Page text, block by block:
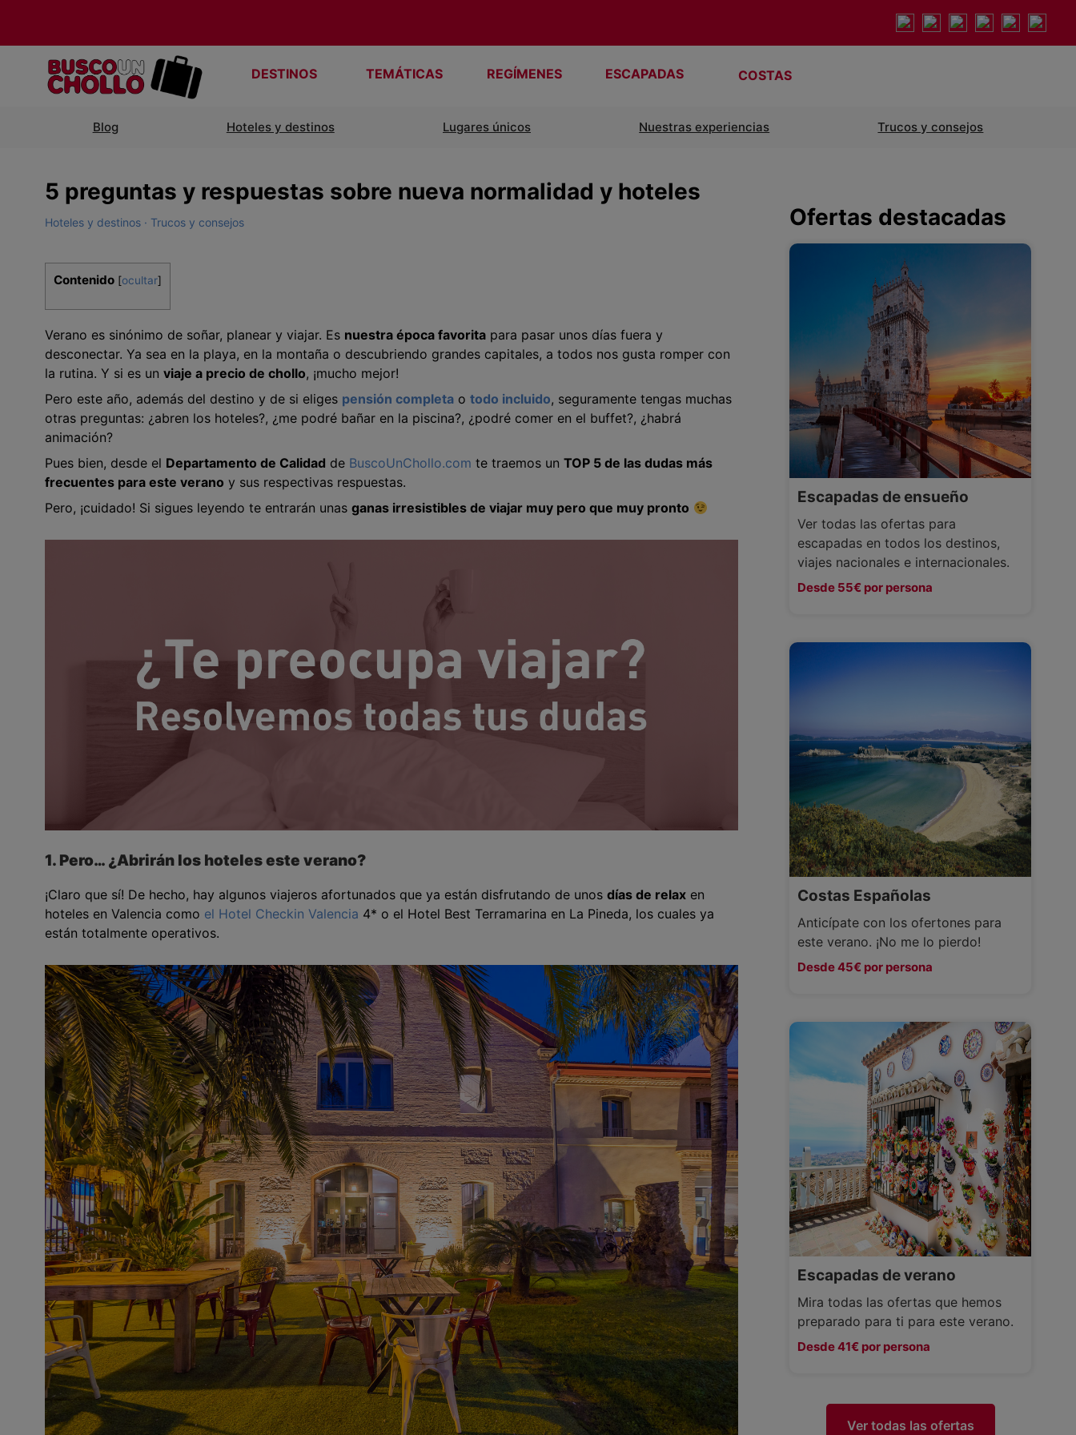
DESTINOS TEMÁTICAS REGÍMENES ESCAPADAS COSTAS
Blog Hoteles y destinos Lugares únicos Nuestras experiencias Trucos y consejos
5 preguntas y respuestas sobre nueva normalidad y hoteles
Hoteles y destinos Trucos y consejos
Contenido [ocultar]
Verano es sinónimo de soñar, planear y viajar. Es nuestra época favorita para pasar unos días fuera y
desconectar. Ya sea en la playa, en la montaña o descubriendo grandes capitales, a todos nos gusta romper con
la rutina. Y si es un viaje a precio de chollo, ¡mucho mejor!
Pero este año, además del destino y de si eliges pensión completa o todo incluido, seguramente tengas muchas
otras preguntas: ¿abren los hoteles?, ¿me podré bañar en la piscina?, ¿podré comer en el buffet?, ¿habrá
animación?
Pues bien, desde el Departamento de Calidad de BuscoUnChollo.com te traemos un TOP 5 de las dudas más
frecuentes para este verano y sus respectivas respuestas.
Pero, ¡cuidado! Si sigues leyendo te entrarán unas ganas irresistibles de viajar muy pero que muy pronto
1. Pero… ¿Abrirán los hoteles este verano?
¡Claro que sí! De hecho, hay algunos viajeros afortunados que ya están disfrutando de unos días de relax en
hoteles en Valencia como el Hotel Checkin Valencia 4* o el Hotel Best Terramarina en La Pineda, los cuales ya
están totalmente operativos.
Ofertas destacadas
Escapadas de ensueño
Ver todas las ofertas para
escapadas en todos los destinos,
viajes nacionales e internacionales.
Desde 55€ por persona
Costas Españolas
Anticípate con los ofertones para
este verano. ¡No me lo pierdo!
Desde 45€ por persona
Escapadas de verano
Mira todas las ofertas que hemos
preparado para ti para este verano.
Desde 41€ por persona
Ver todas las ofertas